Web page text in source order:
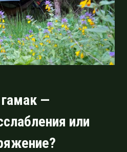
гамак —
или